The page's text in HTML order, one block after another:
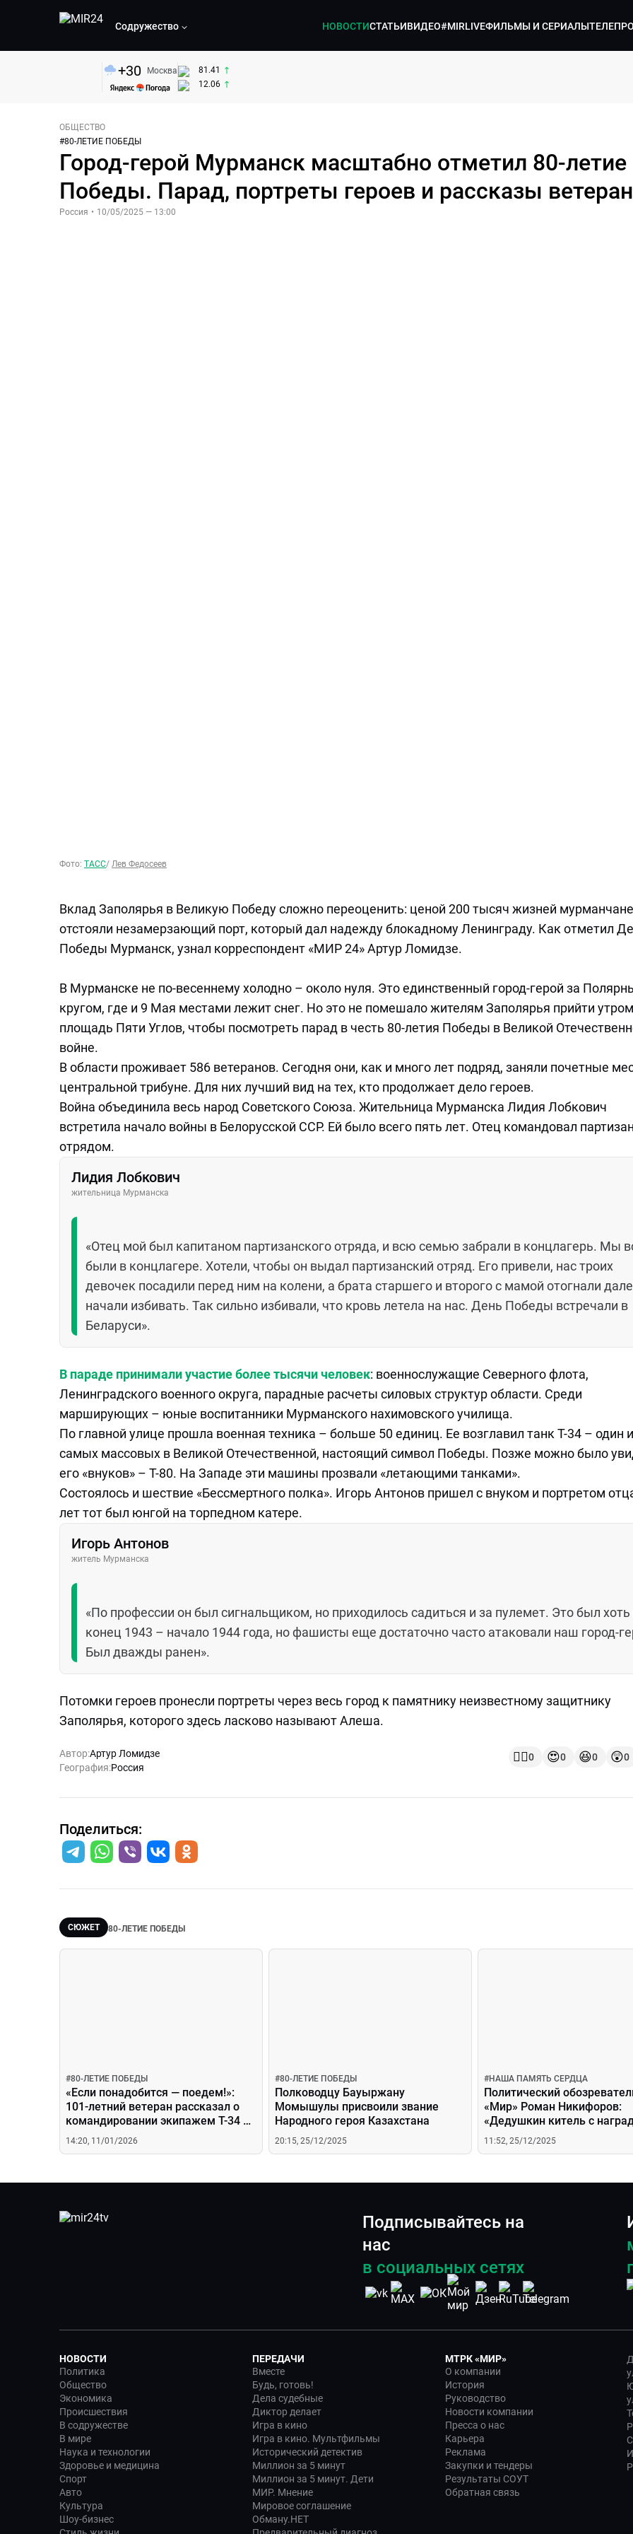
Содружество НОВОСТИСТАТЬИВИДЕО#MIRLIVEФИЛЬМЫ И СЕРИАЛЫ
+30 Москва
81.41
12.06
ОБЩЕСТВО
#80-ЛЕТИЕ ПОБЕДЫ
Город-герой Мурманск масштабно отметил 80-летие
Победы. Парад, портреты героев и рассказы
Россия • 10/05/2025 — 13:00
Фото: ТАСС/ Лев Федосеев
Вклад Заполярья в Великую Победу сложно переоценить: ценой 200 тысяч жизней мурманчане
отстояли незамерзающий порт, который дал надежду блокадному Ленинграду. Как отметил
Победы Мурманск, узнал корреспондент «МИР 24» Артур Ломидзе.
В Мурманске не по-весеннему холодно – около нуля. Это единственный город-герой за
кругом, где и 9 Мая местами лежит снег. Но это не помешало жителям Заполярья прийти
площадь Пяти Углов, чтобы посмотреть парад в честь 80-летия Победы в Великой
войне.
В области проживает 586 ветеранов. Сегодня они, как и много лет подряд, заняли почетные
центральной трибуне. Для них лучший вид на тех, кто продолжает дело героев.
Война объединила весь народ Советского Союза. Жительница Мурманска Лидия Лобкович
встретила начало войны в Белорусской ССР. Ей было всего пять лет. Отец командовал
отрядом.
Лидия Лобкович
жительница Мурманска
«Отец мой был капитаном партизанского отряда, и всю семью забрали в концлагерь. Мы
были в концлагере. Хотели, чтобы он выдал партизанский отряд. Его привели, нас троих
девочек посадили перед ним на колени, а брата старшего и второго с мамой отогнали
начали избивать. Так сильно избивали, что кровь летела на нас. День Победы встречали в
Беларуси».
В параде принимали участие более тысячи человек: военнослужащие Северного флота,
Ленинградского военного округа, парадные расчеты силовых структур области. Среди
марширующих – юные воспитанники Мурманского нахимовского училища.
По главной улице прошла военная техника – больше 50 единиц. Ее возглавил танк Т-34 – один
самых массовых в Великой Отечественной, настоящий символ Победы. Позже можно было
его «внуков» – Т-80. На Западе эти машины прозвали «летающими танками».
Состоялось и шествие «Бессмертного полка». Игорь Антонов пришел с внуком и портретом
лет тот был юнгой на торпедном катере.
Игорь Антонов
житель Мурманска
«По профессии он был сигнальщиком, но приходилось садиться и за пулемет. Это был хоть
конец 1943 – начало 1944 года, но фашисты еще достаточно часто атаковали наш город-
Был дважды ранен».
Потомки героев пронесли портреты через весь город к памятнику неизвестному защитнику
Заполярья, которого здесь ласково называют Алеша.
Автор:Артур Ломидзе
География:Россия
👍🏻0 😍0 😆0 😲0
Поделиться:
СЮЖЕТ 80-ЛЕТИЕ ПОБЕДЫ
#80-ЛЕТИЕ ПОБЕДЫ
«Если понадобится — поедем!»:
101-летний ветеран рассказал о
командировании экипажем Т-34 на
параде
14:20, 11/01/2026
#80-ЛЕТИЕ ПОБЕДЫ
Полководцу Бауыржану
Момышулы присвоили звание
Народного героя Казахстана
20:15, 25/12/2025
#НАША ПАМЯТЬ СЕРДЦА
Политический
«Мир» Роман Никифоров:
«Дедушкин китель с
был таким тяжелым, что в
детстве я не мог его
11:52, 25/12/2025
Подписывайтесь на
нас
в социальных сетях
НОВОСТИ
Политика
Общество
Экономика
Происшествия
В содружестве
В мире
Наука и технологии
Здоровье и медицина
Спорт
Авто
Культура
Шоу-бизнес
ПЕРЕДАЧИ
Вместе
Будь, готовь!
Дела судебные
Диктор делает
Игра в кино
Игра в кино. Мультфильмы
Исторический детектив
Миллион за 5 минут
Миллион за 5 минут. Дети
МИР. Мнение
Мировое соглашение
Обману.НЕТ
МТРК «МИР»
О компании
История
Руководство
Новости компании
Пресса о нас
Карьера
Реклама
Закупки и тендеры
Результаты СОУТ
Обратная связь